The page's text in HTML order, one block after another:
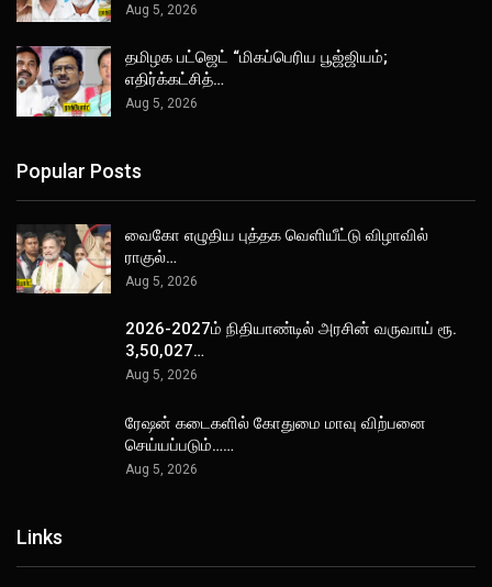
Aug 5, 2026
தமிழக பட்ஜெட் “மிகப்பெரிய பூஜ்ஜியம்;
எதிர்க்கட்சித்…
Aug 5, 2026
Popular Posts
வைகோ எழுதிய புத்தக வெளியீட்டு விழாவில்
ராகுல்…
Aug 5, 2026
2026-2027ம் நிதியாண்டில் அரசின் வருவாய் ரூ.
3,50,027…
Aug 5, 2026
ரேஷன் கடைகளில் கோதுமை மாவு விற்பனை
செய்யப்படும்……
Aug 5, 2026
Links